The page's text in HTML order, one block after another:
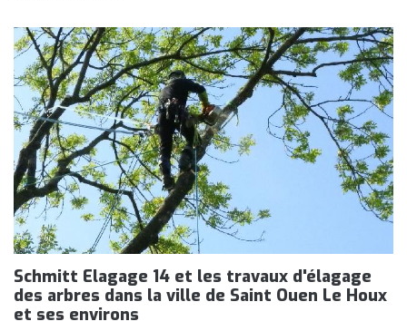
Schmitt Elagage 14 et les travaux d'élagage
des arbres dans la ville de Saint Ouen Le Houx
et ses environs